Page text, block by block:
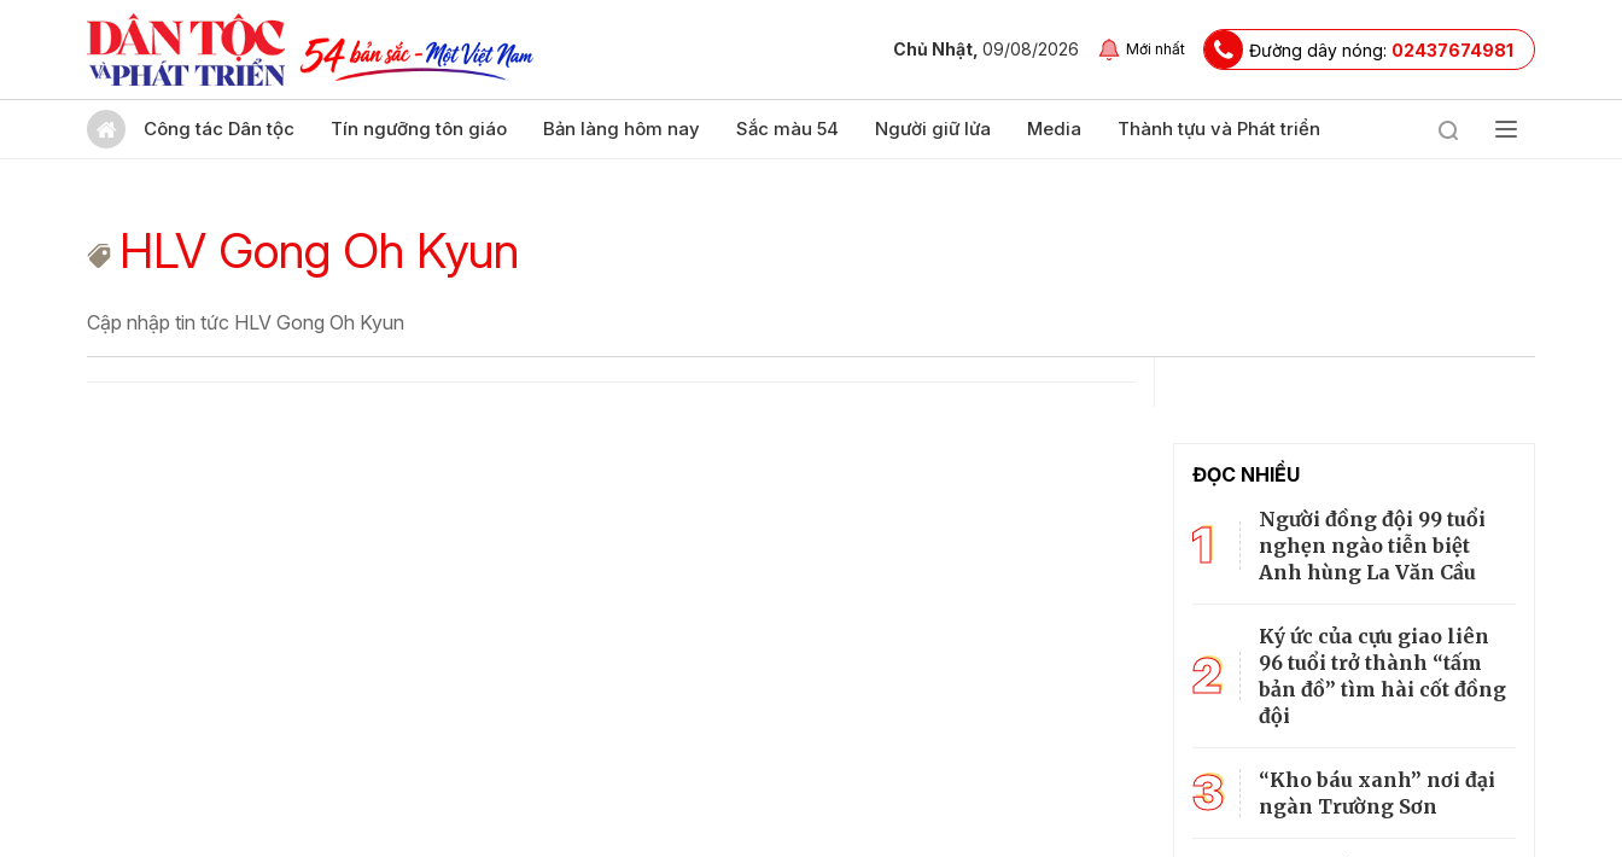
Chủ Nhật, 09/08/2026 Mới nhất Đường dây nóng: 02437674981
Công tác Dân tộc Tín ngưỡng tôn giáo Bản làng hôm nay Sắc màu 54 Người giữ lửa Media Thành tựu và Phát triển
HLV Gong Oh Kyun
Cập nhập tin tức HLV Gong Oh Kyun
ĐỌC NHIỀU
1
Người đồng đội 99 tuổi
nghẹn ngào tiễn biệt
Anh hùng La Văn Cầu
2
Ký ức của cựu giao liên
96 tuổi trở thành “tấm
bản đồ” tìm hài cốt đồng
đội
3
“Kho báu xanh” nơi đại
ngàn Trường Sơn